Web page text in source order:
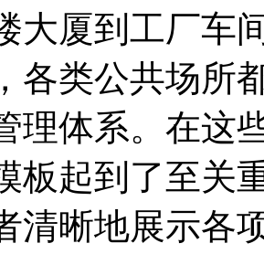
大厦到工厂车
各类公共场所
理体系。在这
板起到了至关
清晰地展示各